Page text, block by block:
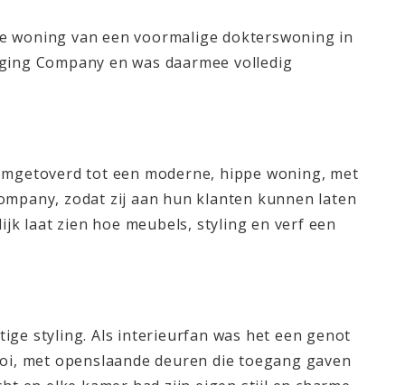
van een voormalige dokterswoning in
Company en was daarmee volledig
tot een moderne, hippe woning, met
zodat zij aan hun klanten kunnen laten
laat zien hoe meubels, styling en verf een
styling. Als interieurfan was het een genot
met openslaande deuren die toegang gaven